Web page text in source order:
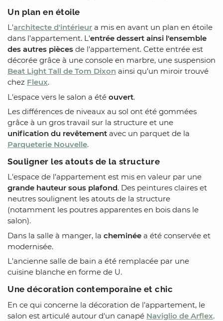
Un plan en étoile
L'architecte d'intérieur a mis en avant un plan en étoile
dans l’appartement. L'entrée dessert ainsi l'ensemble
des autres pièces de l'appartement. Cette entrée est
décorée grâce à une console en marbre, une suspension
Beat Light Tall de Tom Dixon ainsi qu’un miroir trouvé
chez Fleux.
L'espace vers le salon a été ouvert.
Les différences de niveaux au sol ont été gommées
grâce à un gros travail sur la structure et une
unification du revêtement avec un parquet de la
Parqueterie Nouvelle.
Souligner les atouts de la structure
L'espace de l’appartement est mis en valeur par une
grande hauteur sous plafond. Des peintures claires et
neutres soulignent les atouts de la structure
(notamment les poutres apparentes en bois dans le
salon).
Dans la salle à manger, la cheminée a été conservée et
modernisée.
L'ancienne salle de bain a été remplacée par une
cuisine blanche en forme de U.
Une décoration contemporaine et chic
En ce qui concerne la décoration de l’appartement, le
salon est articulé autour d'un canapé Naviglio de Arflex.